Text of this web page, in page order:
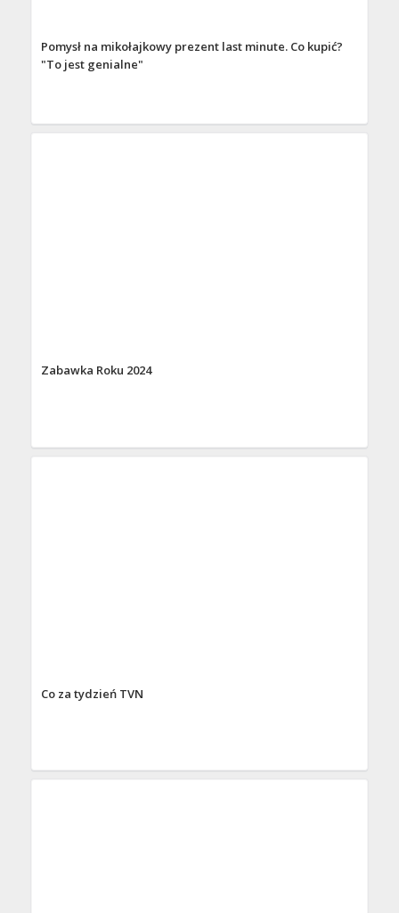
Pomysł na mikołajkowy prezent last minute. Co kupić?
"To jest genialne"
Zabawka Roku 2024
Co za tydzień TVN